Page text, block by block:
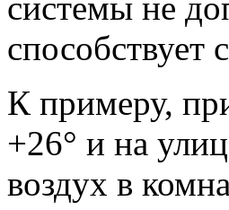
способствует
К примеру,
+26° и на
воздух в